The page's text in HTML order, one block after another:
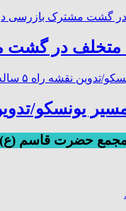
متخلف در گشت
نقشه راه ۵ ساله برای